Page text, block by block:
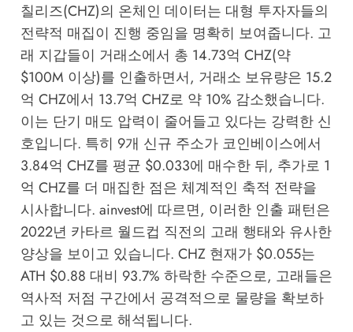
칠리즈(CHZ)의 온체인 데이터는 대형 투자자들의
전략적 매집이 진행 중임을 명확히 보여줍니다. 고
래 지갑들이 거래소에서 총 14.73억 CHZ(약
$100M 이상)를 인출하면서, 거래소 보유량은 15.2
억 CHZ에서 13.7억 CHZ로 약 10% 감소했습니다.
이는 단기 매도 압력이 줄어들고 있다는 강력한 신
호입니다. 특히 9개 신규 주소가 코인베이스에서
3.84억 CHZ를 평균 $0.033에 매수한 뒤, 추가로 1
억 CHZ를 더 매집한 점은 체계적인 축적 전략을
시사합니다. ainvest에 따르면, 이러한 인출 패턴은
2022년 카타르 월드컵 직전의 고래 행태와 유사한
양상을 보이고 있습니다. CHZ 현재가 $0.055는
ATH $0.88 대비 93.7% 하락한 수준으로, 고래들은
역사적 저점 구간에서 공격적으로 물량을 확보하
고 있는 것으로 해석됩니다.